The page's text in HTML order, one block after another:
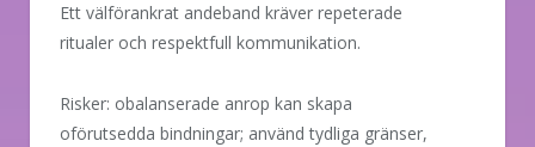
Ett välförankrat andeband kräver repeterade
ritualer och respektfull kommunikation.
Risker: obalanserade anrop kan skapa
oförutsedda bindningar; använd tydliga gränser,